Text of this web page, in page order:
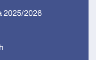
2025/2026